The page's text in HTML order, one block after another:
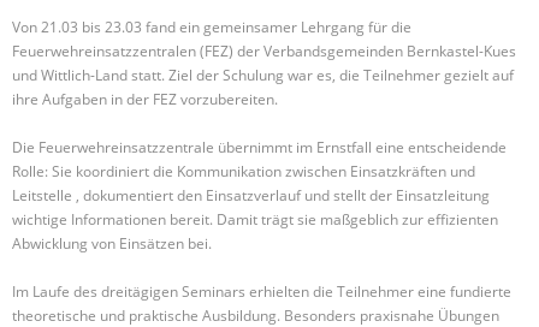
Von 21.03 bis 23.03 fand ein gemeinsamer Lehrgang für die
Feuerwehreinsatzzentralen (FEZ) der Verbandsgemeinden Bernkastel-Kues
und Wittlich-Land statt. Ziel der Schulung war es, die Teilnehmer gezielt auf
ihre Aufgaben in der FEZ vorzubereiten.
Die Feuerwehreinsatzzentrale übernimmt im Ernstfall eine entscheidende
Rolle: Sie koordiniert die Kommunikation zwischen Einsatzkräften und
Leitstelle , dokumentiert den Einsatzverlauf und stellt der Einsatzleitung
wichtige Informationen bereit. Damit trägt sie maßgeblich zur effizienten
Abwicklung von Einsätzen bei.
Im Laufe des dreitägigen Seminars erhielten die Teilnehmer eine fundierte
theoretische und praktische Ausbildung. Besonders praxisnahe Übungen